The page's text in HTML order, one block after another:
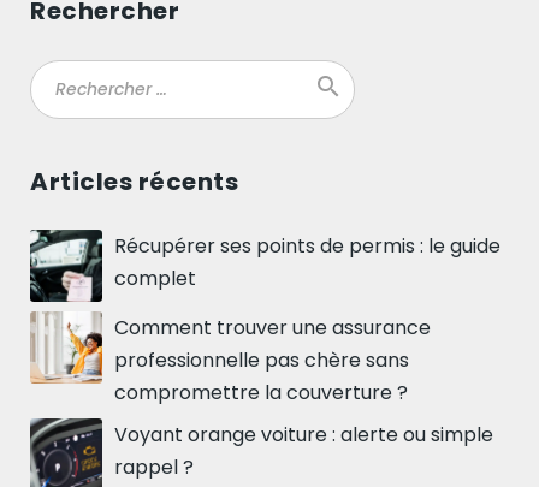
Rechercher
search
Ok
Articles récents
Récupérer ses points de permis : le guide
complet
Comment trouver une assurance
professionnelle pas chère sans
compromettre la couverture ?
Voyant orange voiture : alerte ou simple
rappel ?